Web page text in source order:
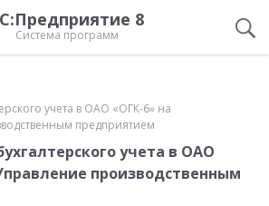
8
Система программ
учета в ОАО «ОГК-6» на
предприятием
учета в ОАО
производственным